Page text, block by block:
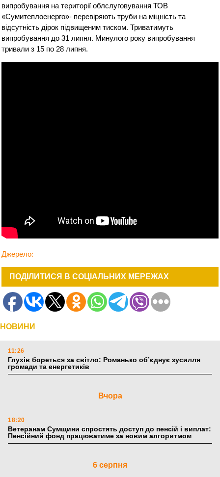
випробування на території облслуговування ТОВ
«Сумитеплоенерго»- перевіряють труби на міцність та
відсутність дірок підвищеним тиском. Триватимуть
випробування до 31 липня. Минулого року випробування
тривали з 15 по 28 липня.
Джерело:
ПОДІЛИТИСЯ В СОЦІАЛЬНИХ МЕРЕЖАХ
НОВИНИ
11:26
Глухів бореться за світло: Романько об’єднує зусилля
громади та енергетиків
Вчора
18:20
Ветеранам Сумщини спростять доступ до пенсій і виплат:
Пенсійний фонд працюватиме за новим алгоритмом
6 серпня